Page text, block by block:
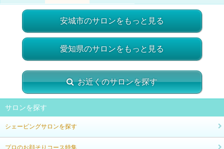
安城市のサロンをもっと見る
愛知県のサロンをもっと見る
お近くのサロンを探す
サロンを探す
シェービングサロンを探す